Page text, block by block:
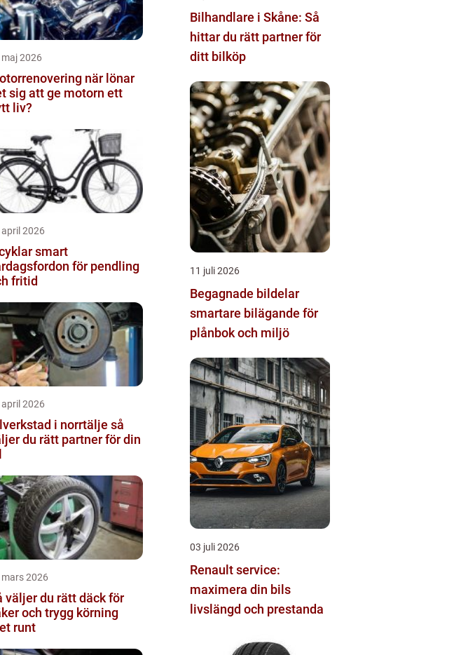
2026
när lönar
sig att ge motorn ett
liv?
2026
smart
för pendling
fritid
2026
i norrtälje så
du rätt partner för din
mars 2026
väljer du rätt däck för
och trygg körning
runt
Bilhandlare i Skåne: Så
hittar du rätt partner för
ditt bilköp
11 juli 2026
Begagnade bildelar
smartare bilägande för
plånbok och miljö
03 juli 2026
Renault service:
maximera din bils
livslängd och prestanda